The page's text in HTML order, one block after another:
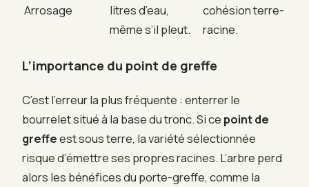
Arrosage
litres d’eau,
même s’il pleut.
cohésion terre-
racine.
L’importance du point de greffe
C’est l’erreur la plus fréquente : enterrer le
bourrelet situé à la base du tronc. Si ce point de
greffeest sous terre, la variété sélectionnée
risque d’émettre ses propres racines. L’arbre perd
alors les bénéfices du porte-greffe, comme la